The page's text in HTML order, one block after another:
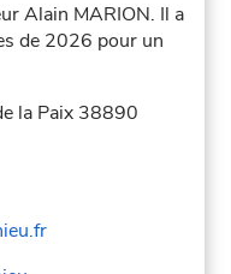
Alain MARION. Il a
de 2026 pour un
la Paix 38890